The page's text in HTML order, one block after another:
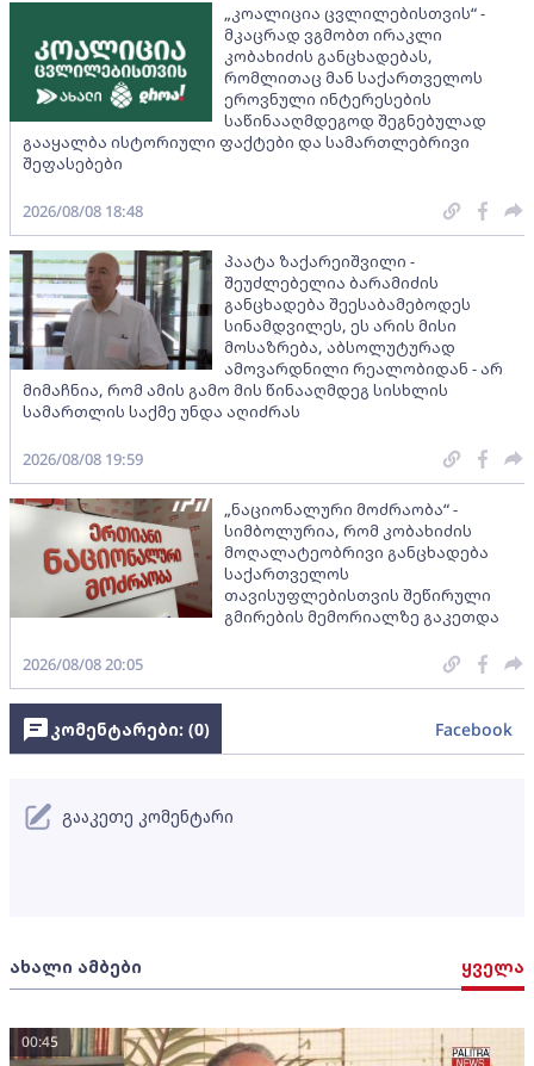
„კოალიცია ცვლილებისთვის“ -
მკაცრად ვგმობთ ირაკლი
კობახიძის განცხადებას,
რომლითაც მან საქართველოს
ეროვნული ინტერესების
საწინააღმდეგოდ შეგნებულად
გააყალბა ისტორიული ფაქტები და სამართლებრივი
შეფასებები
2026/08/08 18:48
პაატა ზაქარეიშვილი -
შეუძლებელია ბარამიძის
განცხადება შეესაბამებოდეს
სინამდვილეს, ეს არის მისი
მოსაზრება, აბსოლუტურად
ამოვარდნილი რეალობიდან - არ
მიმაჩნია, რომ ამის გამო მის წინააღმდეგ სისხლის
სამართლის საქმე უნდა აღიძრას
2026/08/08 19:59
„ნაციონალური მოძრაობა“ -
სიმბოლურია, რომ კობახიძის
მოღალატეობრივი განცხადება
საქართველოს
თავისუფლებისთვის შეწირული
გმირების მემორიალზე გაკეთდა
2026/08/08 20:05
ახალი ამბები ყველა
00:45
კომენტარები: (0) Facebook
გააკეთე კომენტარი